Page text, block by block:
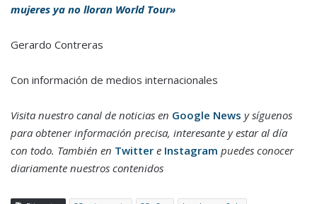
mujeres ya no lloran World Tour»
Gerardo Contreras
Con información de medios internacionales
Visita nuestro canal de noticias en Google News y síguenos
para obtener información precisa, interesante y estar al día
con todo. También en Twitter e Instagram puedes conocer
diariamente nuestros contenidos